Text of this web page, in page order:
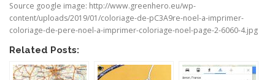
Source google image: http://www.greenhero.eu/wp-
content/uploads/2019/01/coloriage-de-pC3A9re-noel-a-imprimer-
coloriage-de-pere-noel-a-imprimer-coloriage-noel-page-2-6060-4.jpg
Related Posts: